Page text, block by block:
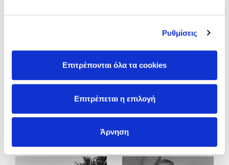
Ρυθμίσεις
Επιτρέπονται όλα τα cookies
Επιτρέπεται η επιλογή
Άρνηση
Ο Κώστας Κρομμύδας στο Παλαιοχώρι Καλαμπάκας
Ο Κώστας Κρομμύδας και η Μαρίνα Γιώτη στη Νικήτη
Ο Στέφανος Ξενάκης στη Χίο
Βιβλίου στο Πεδίον του Άρεως